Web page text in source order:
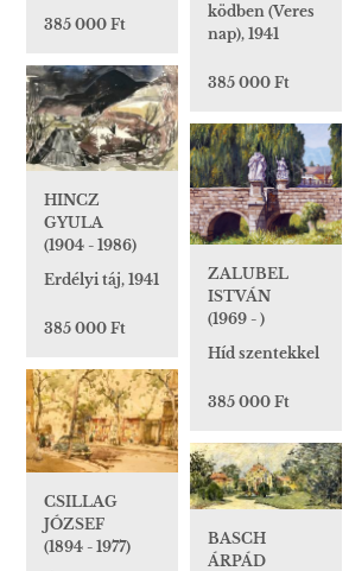
385 000 Ft
ködben (Veres
nap), 1941
385 000 Ft
HINCZ
GYULA
(1904 - 1986)
Erdélyi táj, 1941
385 000 Ft
ZALUBEL
ISTVÁN
(1969 - )
Híd szentekkel
385 000 Ft
CSILLAG
JÓZSEF
(1894 - 1977)
BASCH
ÁRPÁD